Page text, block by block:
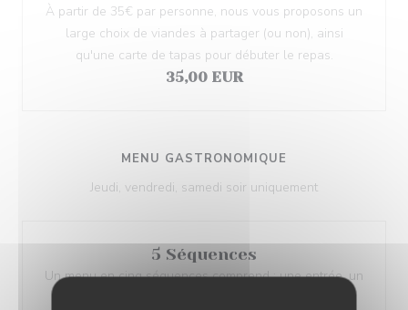
À partir de 35€ par personne, nous vous proposons un
large choix de viandes à partager (ou non), ainsi
qu'une carte de tapas pour débuter le repas.
35,00 EUR
MENU GASTRONOMIQUE
Jeudi, vendredi, samedi soir uniquement
5 Séquences
Un menu en cinq séquences comprend : une entrée, un